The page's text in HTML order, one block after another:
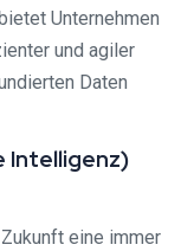
Unternehmen
und agiler
Daten
Intelligenz)
eine immer